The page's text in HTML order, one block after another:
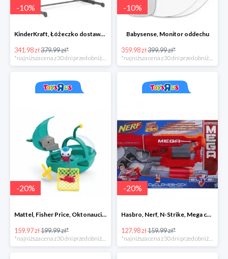
-10%
KinderKraft, Łóżeczko dostawne NESTE, szary
341.98 zł379.99 zł*
-10%
Babysense, Monitor oddechu
359.98 zł399.99 zł*
-20%
Mattel, Fisher Price, Oktonauci, Pojazd ratunkowy pływak
159.97 zł199.99 zł*
-20%
Hasbro, Nerf, N-Strike, Mega cyclon
127.98 zł159.99 zł*